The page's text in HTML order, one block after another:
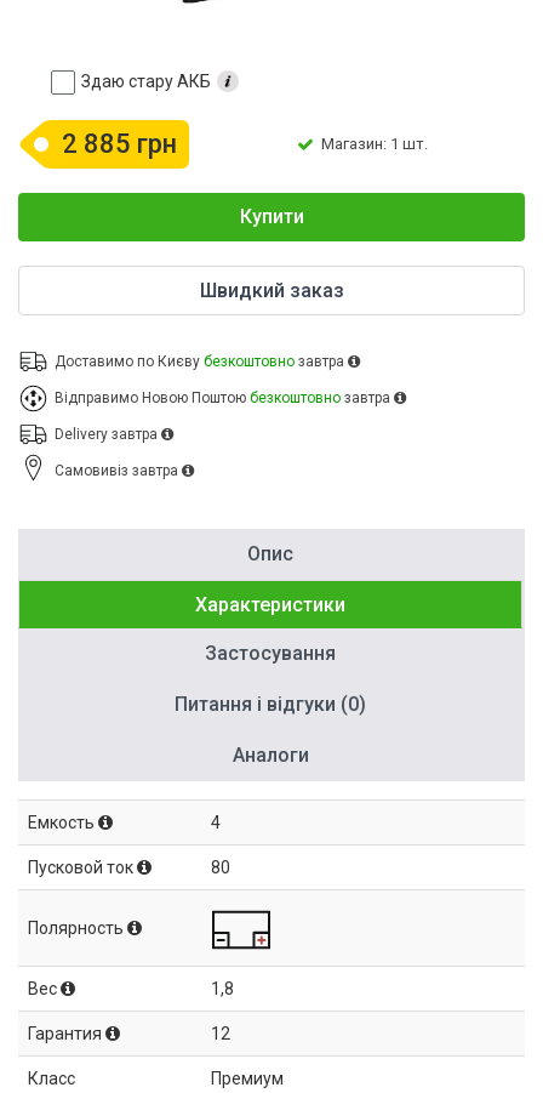
Здаю стару АКБ
2 885 грн Магазин: 1 шт.
Купити
Швидкий заказ
Доставимо по Києву безкоштовно завтра
Відправимо Новою Поштою безкоштовно завтра
Delivery завтра
Cамовивіз завтра
Опис
Характеристики
Застосування
Питання і відгуки (0)
Аналоги
Емкость 4
Пусковой ток 80
Полярность
Вес 1,8
Гарантия 12
Класс Премиум